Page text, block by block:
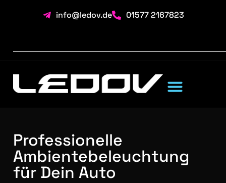
info@ledov.de 01577 2167823
Professionelle
Ambientebeleuchtung
für Dein Auto